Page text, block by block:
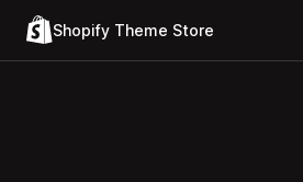
Shopify Theme Store